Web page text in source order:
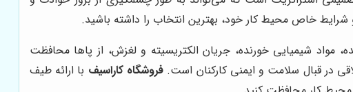
شرایط خاص محیط کار خود، بهترین انتخاب را داشته باشید.
شیمیایی خورنده، جریان الکتریسیته و لغزش، از پاها محافظت
در قبال سلامت و ایمنی کارکنان است. فروشگاه کاراسیف با ارائه طیف